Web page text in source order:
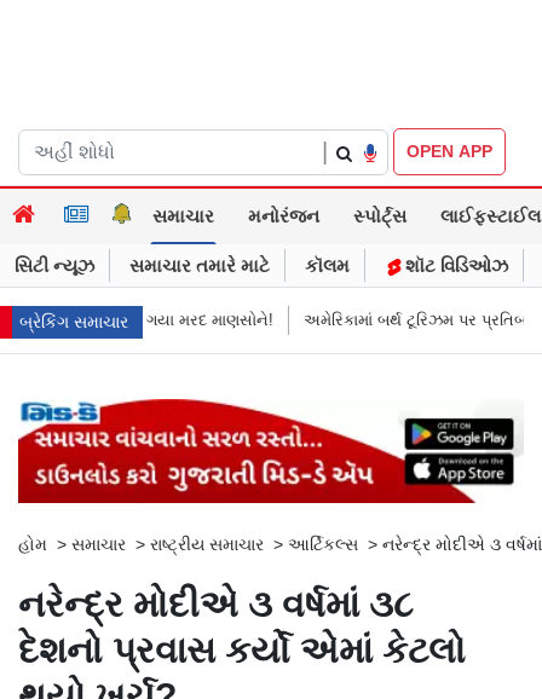
OPEN APP
સમાચાર મનોરંજન સ્પોર્ટ્સ લાઈફસ્ટાઈલ
સિટી ન્યૂઝ સમાચાર તમારે માટે કૉલમ શૉટ વિડિઓઝ
બ્રેકિંગ સમાચાર
ગયા મરદ માણસોને! અમેરિકામાં બર્થ ટૂરિઝમ પર પ્રતિબંધ મૂક્યો ડોનલ્ડ ટ્રમ્પે
હોમ > સમાચાર > રાષ્ટ્રીય સમાચાર > આર્ટિકલ્સ > નરેન્દ્ર મોદીએ ૩
નરેન્દ્ર મોદીએ ૩ વર્ષમાં ૩૮
દેશનો પ્રવાસ કર્યો એમાં કેટલો